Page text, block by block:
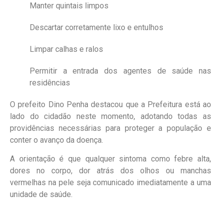
Manter quintais limpos
Descartar corretamente lixo e entulhos
Limpar calhas e ralos
Permitir a entrada dos agentes de saúde nas
residências
O prefeito Dino Penha destacou que a Prefeitura está ao
lado do cidadão neste momento, adotando todas as
providências necessárias para proteger a população e
conter o avanço da doença.
A orientação é que qualquer sintoma como febre alta,
dores no corpo, dor atrás dos olhos ou manchas
vermelhas na pele seja comunicado imediatamente a uma
unidade de saúde.